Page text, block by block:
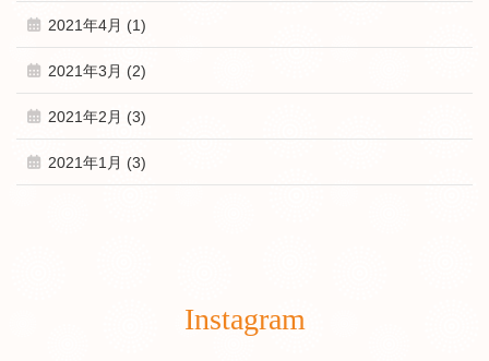
2021年4月 (1)
2021年3月 (2)
2021年2月 (3)
2021年1月 (3)
Instagram